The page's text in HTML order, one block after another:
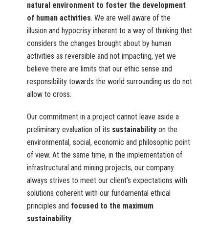
natural environment to foster the development
of human activities. We are well aware of the
illusion and hypocrisy inherent to a way of thinking that
considers the changes brought about by human
activities as reversible and not impacting, yet we
believe there are limits that our ethic sense and
responsibility towards the world surrounding us do not
allow to cross.
Our commitment in a project cannot leave aside a
preliminary evaluation of its sustainability on the
environmental, social, economic and philosophic point
of view. At the same time, in the implementation of
infrastructural and mining projects, our company
always strives to meet our client’s expectations with
solutions coherent with our fundamental ethical
principles and focused to the maximum
sustainability.